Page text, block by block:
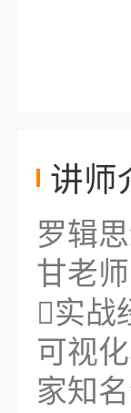
讲师
罗辑
甘老师
实战
可视
家知